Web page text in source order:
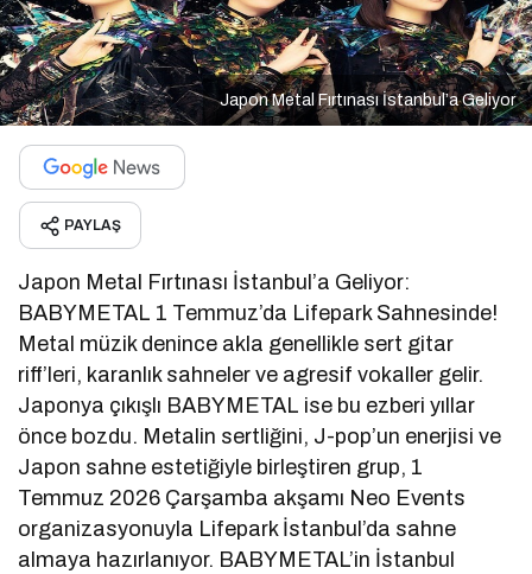
Japon Metal Fırtınası İstanbul’a Geliyor
PAYLAŞ
Japon Metal Fırtınası İstanbul’a Geliyor:
BABYMETAL 1 Temmuz’da Lifepark Sahnesinde!
Metal müzik denince akla genellikle sert gitar
riff’leri, karanlık sahneler ve agresif vokaller gelir.
Japonya çıkışlı BABYMETAL ise bu ezberi yıllar
önce bozdu. Metalin sertliğini, J-pop’un enerjisi ve
Japon sahne estetiğiyle birleştiren grup, 1
Temmuz 2026 Çarşamba akşamı Neo Events
organizasyonuyla Lifepark İstanbul’da sahne
almaya hazırlanıyor. BABYMETAL’in İstanbul